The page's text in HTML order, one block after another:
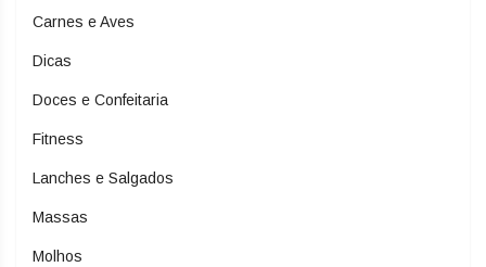
Carnes e Aves
Dicas
Doces e Confeitaria
Fitness
Lanches e Salgados
Massas
Molhos